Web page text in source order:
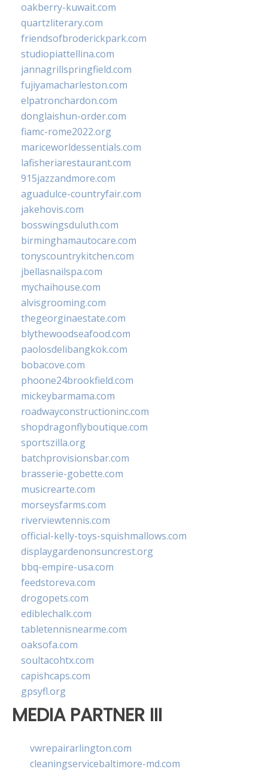
oakberry-kuwait.com
quartzliterary.com
friendsofbroderickpark.com
studiopiattellina.com
jannagrillspringfield.com
fujiyamacharleston.com
elpatronchardon.com
donglaishun-order.com
fiamc-rome2022.org
mariceworldessentials.com
lafisheriarestaurant.com
915jazzandmore.com
aguadulce-countryfair.com
jakehovis.com
bosswingsduluth.com
birminghamautocare.com
tonyscountrykitchen.com
jbellasnailspa.com
mychaihouse.com
alvisgrooming.com
thegeorginaestate.com
blythewoodseafood.com
paolosdelibangkok.com
bobacove.com
phoone24brookfield.com
mickeybarmama.com
roadwayconstructioninc.com
shopdragonflyboutique.com
sportszilla.org
batchprovisionsbar.com
brasserie-gobette.com
musicrearte.com
morseysfarms.com
riverviewtennis.com
official-kelly-toys-squishmallows.com
displaygardenonsuncrest.org
bbq-empire-usa.com
feedstoreva.com
drogopets.com
ediblechalk.com
tabletennisnearme.com
oaksofa.com
soultacohtx.com
capishcaps.com
gpsyfl.org
MEDIA PARTNER III
vwrepairarlington.com
cleaningservicebaltimore-md.com